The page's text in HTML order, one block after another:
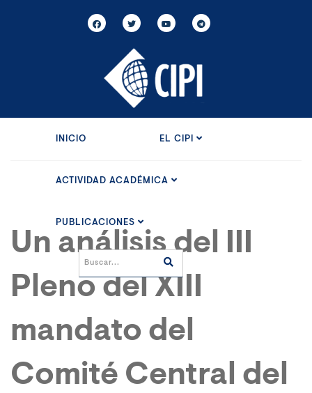
INICIO EL CIPI
ACTIVIDAD ACADÉMICA
PUBLICACIONES
Un análisis del III
Pleno del XIII
mandato del
Comité Central del